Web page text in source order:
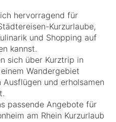
hervorragend für
Kurzurlaube,
und Shopping auf
kannst.
sich über Kurztrip in
Wandergebiet
und erholsamen
passende Angebote für
am Rhein Kurzurlaub